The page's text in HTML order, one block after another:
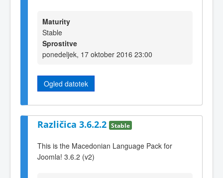
Maturity
Stable
Sprostitve
ponedeljek, 17 oktober 2016 23:00
Ogled datotek
Različica 3.6.2.2 Stable
This is the Macedonian Language Pack for
Joomla! 3.6.2 (v2)